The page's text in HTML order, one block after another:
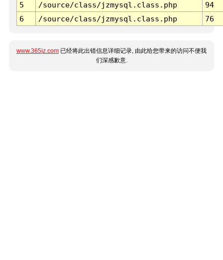
5
/source/class/jzmysql.class.php
94
6
/source/class/jzmysql.class.php 76
www.365jz.com 已经将此出错信息详细记录, 由此给您带来的访问不便我
们深感歉意.